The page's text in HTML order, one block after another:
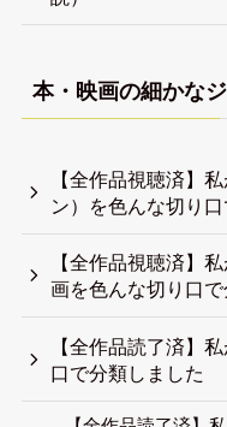
た。
言語化しにくいこと
オススメ記事リスト